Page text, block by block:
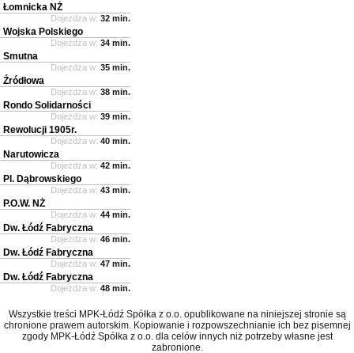
Łomnicka NŻ
Dojeżdża w: 32 min.
Wojska Polskiego
Dojeżdża w: 34 min.
Smutna
Dojeżdża w: 35 min.
Źródłowa
Dojeżdża w: 38 min.
Rondo Solidarności
Dojeżdża w: 39 min.
Rewolucji 1905r.
Dojeżdża w: 40 min.
Narutowicza
Dojeżdża w: 42 min.
Pl. Dąbrowskiego
Dojeżdża w: 43 min.
P.O.W. NŻ
Dojeżdża w: 44 min.
Dw. Łódź Fabryczna
Dojeżdża w: 46 min.
Dw. Łódź Fabryczna
Dojeżdża w: 47 min.
Dw. Łódź Fabryczna
Dojeżdża w: 48 min.
Wszystkie treści MPK-Łódź Spółka z o.o. opublikowane na niniejszej stronie są
chronione prawem autorskim. Kopiowanie i rozpowszechnianie ich bez pisemnej
zgody MPK-Łódź Spółka z o.o. dla celów innych niż potrzeby własne jest
zabronione.